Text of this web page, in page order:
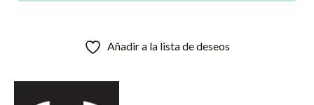
Añadir a la lista de deseos